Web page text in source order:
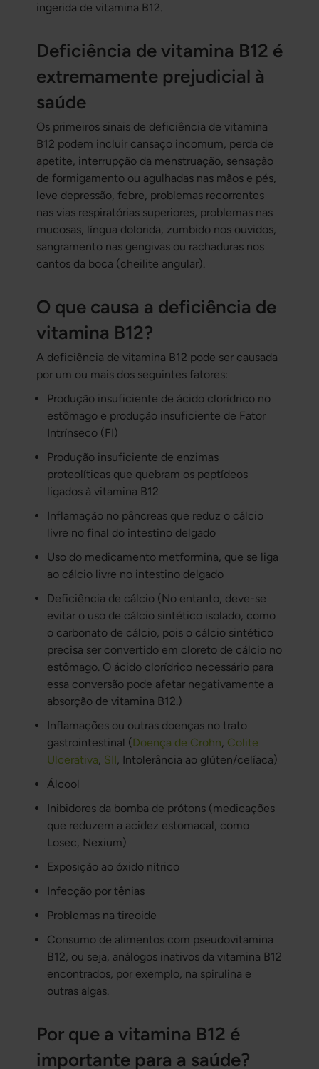
ingerida de vitamina B12.
Deficiência de vitamina B12 é
extremamente prejudicial à
saúde
Os primeiros sinais de deficiência de vitamina
B12 podem incluir cansaço incomum, perda de
apetite, interrupção da menstruação, sensação
de formigamento ou agulhadas nas mãos e pés,
leve depressão, febre, problemas recorrentes
nas vias respiratórias superiores, problemas nas
mucosas, língua dolorida, zumbido nos ouvidos,
sangramento nas gengivas ou rachaduras nos
cantos da boca (cheilite angular).
O que causa a deficiência de
vitamina B12?
A deficiência de vitamina B12 pode ser causada
por um ou mais dos seguintes fatores:
Produção insuficiente de ácido clorídrico no
estômago e produção insuficiente de Fator
Intrínseco (FI)
Produção insuficiente de enzimas
proteolíticas que quebram os peptídeos
ligados à vitamina B12
Inflamação no pâncreas que reduz o cálcio
livre no final do intestino delgado
Uso do medicamento metformina, que se liga
ao cálcio livre no intestino delgado
Deficiência de cálcio (No entanto, deve-se
evitar o uso de cálcio sintético isolado, como
o carbonato de cálcio, pois o cálcio sintético
precisa ser convertido em cloreto de cálcio no
estômago. O ácido clorídrico necessário para
essa conversão pode afetar negativamente a
absorção de vitamina B12.)
Inflamações ou outras doenças no trato
gastrointestinal (Doença de Crohn, Colite
Ulcerativa, SII, Intolerância ao glúten/celíaca)
Álcool
Inibidores da bomba de prótons (medicações
que reduzem a acidez estomacal, como
Losec, Nexium)
Exposição ao óxido nítrico
Infecção por tênias
Problemas na tireoide
Consumo de alimentos com pseudovitamina
B12, ou seja, análogos inativos da vitamina B12
encontrados, por exemplo, na spirulina e
outras algas.
Por que a vitamina B12 é
importante para a saúde?